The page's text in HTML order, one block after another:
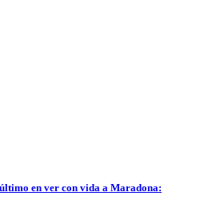
en ver con vida a Maradona: